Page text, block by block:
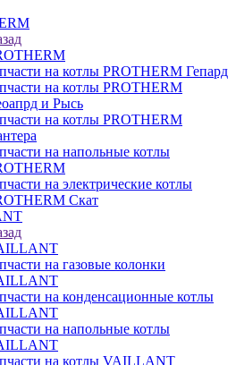
на котлы PROTHERM Гепард
на котлы PROTHERM
и Рысь
на котлы PROTHERM
на напольные котлы
на электрические котлы
Скат
на газовые колонки
на конденсационные котлы
на напольные котлы
на котлы VAILLANT